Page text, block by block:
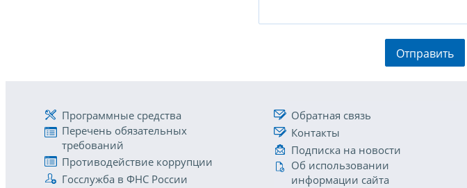
Отправить
Программные средства
Перечень обязательных
требований
Противодействие коррупции
Госслужба в ФНС России
Обратная связь
Контакты
Подписка на новости
Об использовании
информации сайта